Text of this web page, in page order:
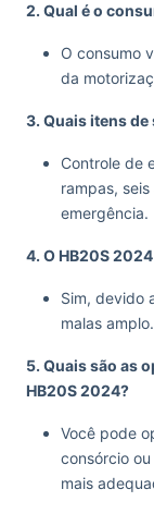
2. Qual é o
O consumo
da
3. Quais itens
Controle de
rampas,
emergência.
4. O HB20S
Sim, devido
malas amplo.
5. Quais são as
HB20S 2024?
Você pode
consórcio
mais